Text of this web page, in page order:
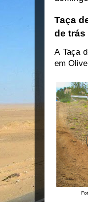
Taça
de trás
A Taça
em